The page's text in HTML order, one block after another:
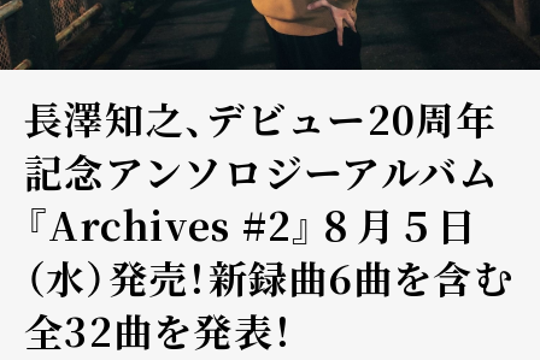
長澤知之、デビュー20周年
記念アンソロジーアルバム
『Archives #2』８月５日
（水）発売！新録曲6曲を含む
全32曲を発表！